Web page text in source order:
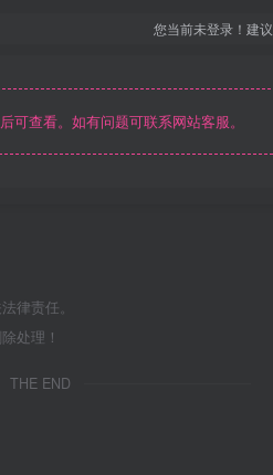
您当前未登录！建
可查看。如有问题可联系网站客服。
律责任。
处理！
THE END